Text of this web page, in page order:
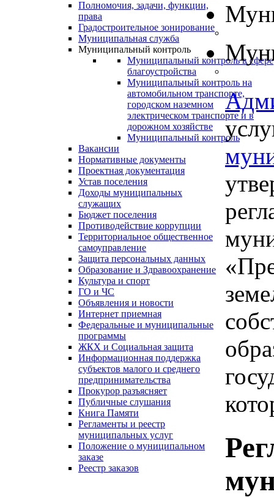
Полномочия, задачи, функции,
права
Градостроительное зонирование
Муниципальная служба
Муниципальный контроль
Муниципальный контроль в сфере
благоустройства
Муниципальный контроль на
автомобильном транспорте,
городском наземном
электрическом транспорте и в
дорожном хозяйстве
Муниципальный контроль
Вакансии
Нормативные документы
Проектная документация
Устав поселения
Доходы муниципальных
служащих
Бюджет поселения
Противодействие коррупции
Территориальное общественное
самоуправление
Защита персональных данных
Образование и Здравоохранение
Культура и спорт
ГО и ЧС
Объявления и новости
Интернет приемная
Федеральные и муниципальные
программы
ЖКХ и Социальная защита
Информационная поддержка
субъектов малого и среднего
предпринимательства
Прокурор разъясняет
Публичные слушания
Книга Памяти
Регламенты и реестр
муниципальных услуг
Положение о муниципальном
заказе
Реестр заказов